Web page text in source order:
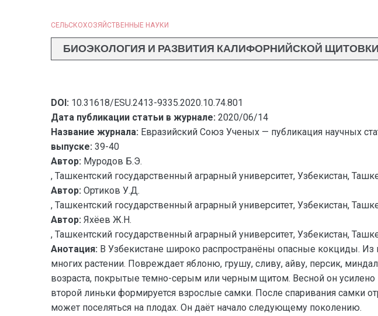
СЕЛЬСКОХОЗЯЙСТВЕННЫЕ НАУКИ
БИОЭКОЛОГИЯ И РАЗВИТИЯ КАЛИФОРНИЙСКОЙ ЩИТОВКИ
DOI: 10.31618/ESU.2413-9335.2020.10.74.801
Дата публикации статьи в журнале: 2020/06/14
Название журнала: Евразийский Союз Ученых — публикация научных
выпуске: 39-40
Автор: Муродов Б.Э.
, Ташкентский государственный аграрный университет, Узбекистан,
Автор: Ортиков У.Д.
, Ташкентский государственный аграрный университет, Узбекистан,
Автор: Яхёев Ж.Н.
, Ташкентский государственный аграрный университет, Узбекистан,
Анотация: В Узбекистане широко распространёны опасные кокциды.
многих растении. Повреждает яблоню, грушу, сливу, айву, персик,
возраста, покрытые темно-серым или черным щитом. Весной он усилено
второй линьки формируется взрослые самки. После спаривания самки
может поселяться на плодах. Он даёт начало следующему поколению.